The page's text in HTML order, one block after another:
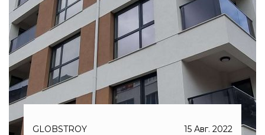
GLOBSTROY 15 Авг. 2022